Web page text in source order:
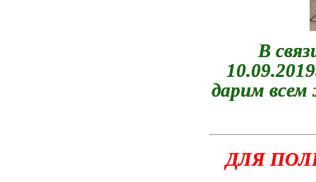
В
дарим
ДЛЯ